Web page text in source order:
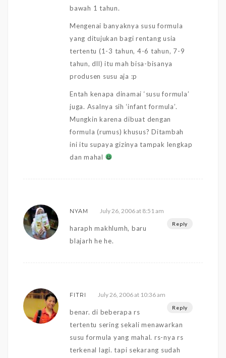
bawah 1 tahun.
Mengenai banyaknya susu formula
yang ditujukan bagi rentang usia
tertentu (1-3 tahun, 4-6 tahun, 7-9
tahun, dll) itu mah bisa-bisanya
produsen susu aja :p
Entah kenapa dinamai ‘susu formula’
juga. Asalnya sih ‘infant formula’.
Mungkin karena dibuat dengan
formula (rumus) khusus? Ditambah
ini itu supaya gizinya tampak lengkap
dan mahal
NYAM July 26, 2006 at 8:51 am
Reply
haraph makhlumh, baru
blajarh he he.
FITRI July 26, 2006 at 10:36 am
Reply
benar. di beberapa rs
tertentu sering sekali menawarkan
susu formula yang mahal. rs-nya rs
terkenal lagi. tapi sekarang sudah